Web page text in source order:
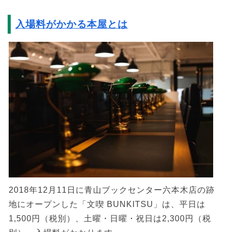
入場料がかかる本屋とは
2018年12月11日に青山ブックセンター六本木店の跡
地にオープンした「文喫 BUNKITSU」は、平日は
1,500円（税別）、土曜・日曜・祝日は2,300円（税